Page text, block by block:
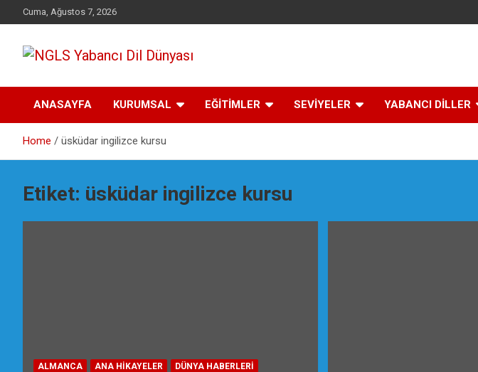
to
Cuma, Ağustos 7, 2026
NGLS Yabancı Dil
Dünyası
ANASAYFA KURUMSAL EĞİTİMLER SEVİYELER YABANCI DİLLER
Home üsküdar ingilizce kursu
Etiket: üsküdar ingilizce kursu
ALMANCA ANA HIKAYELER
DÜNYA HABERLERI